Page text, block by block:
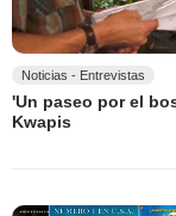
Noticias - Entrevistas
'Un paseo por el
Kwapis